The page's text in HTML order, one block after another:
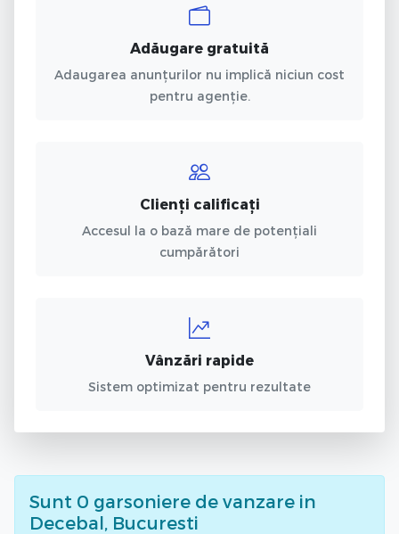
Adăugare gratuită
Adaugarea anunțurilor nu implică niciun cost
pentru agenție.
Clienți calificați
Accesul la o bază mare de potențiali
cumpărători
Vânzări rapide
Sistem optimizat pentru rezultate
Sunt 0 garsoniere de vanzare in
Decebal, Bucuresti